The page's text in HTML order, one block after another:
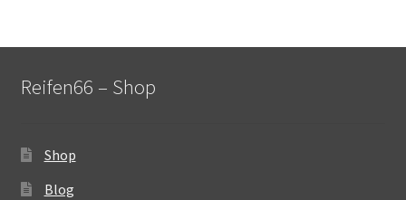
Reifen66 – Shop
Shop
Blog